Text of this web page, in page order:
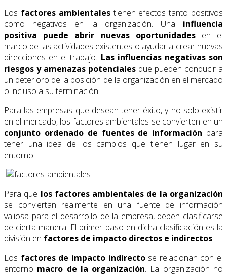
Los factores ambientalestienen efectos tanto positivos
como negativos en la organización. Una influencia
positiva puede abrir nuevas oportunidadesen el
marco de las actividades existentes o ayudar a crear nuevas
direcciones en el trabajo. Las influencias negativas son
riesgos y amenazas potenciales que pueden conducir a
un deterioro de la posición de la organización en el mercado
o incluso a su terminación.
Para las empresas que desean tener éxito, y no solo existir
en el mercado, los factores ambientales se convierten en un
conjunto ordenado de fuentes de información para
tener una idea de los cambios que tienen lugar en su
entorno.
Para que los factores ambientales de la organización
se conviertan realmente en una fuente de información
valiosa para el desarrollo de la empresa, deben clasificarse
de cierta manera. El primer paso en dicha clasificación es la
división en factores de impacto directos e indirectos.
Los factores de impacto indirectose relacionan con el
entorno macro de la organización. La organización no